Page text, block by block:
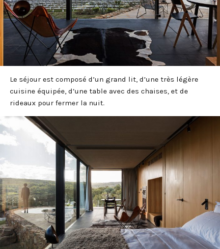
Le séjour est composé d’un grand lit, d’une très légère
cuisine équipée, d’une table avec des chaises, et de
rideaux pour fermer la nuit.